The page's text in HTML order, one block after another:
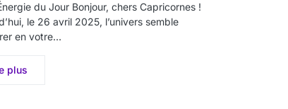
du Jour Bonjour, chers Capricornes !
le 26 avril 2025, l’univers semble
en votre…
plus